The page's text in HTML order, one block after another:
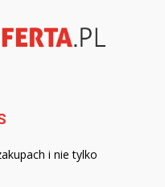
i nie tylko